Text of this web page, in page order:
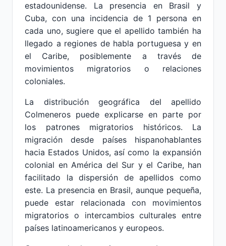
estadounidense. La presencia en Brasil y
Cuba, con una incidencia de 1 persona en
cada uno, sugiere que el apellido también ha
llegado a regiones de habla portuguesa y en
el Caribe, posiblemente a través de
movimientos migratorios o relaciones
coloniales.
La distribución geográfica del apellido
Colmeneros puede explicarse en parte por
los patrones migratorios históricos. La
migración desde países hispanohablantes
hacia Estados Unidos, así como la expansión
colonial en América del Sur y el Caribe, han
facilitado la dispersión de apellidos como
este. La presencia en Brasil, aunque pequeña,
puede estar relacionada con movimientos
migratorios o intercambios culturales entre
países latinoamericanos y europeos.